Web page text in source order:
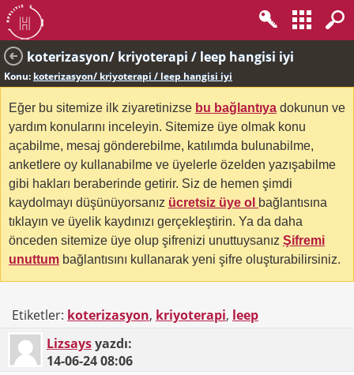
koterizasyon/ kriyoterapi / leep hangisi iyi
Konu: koterizasyon/ kriyoterapi / leep hangisi iyi
Eğer bu sitemize ilk ziyaretinizse bu bağlantıya dokunun ve
yardım konularını inceleyin. Sitemize üye olmak konu
açabilme, mesaj gönderebilme, katılımda bulunabilme,
anketlere oy kullanabilme ve üyelerle özelden yazışabilme
gibi hakları beraberinde getirir. Siz de hemen şimdi
kaydolmayı düşünüyorsanız ücretsiz üye ol bağlantısına
tıklayın ve üyelik kaydınızı gerçekleştirin. Ya da daha
önceden sitemize üye olup şifrenizi unuttuysanız Şifremi
unuttum bağlantısını kullanarak yeni şifre oluşturabilirsiniz.
Etiketler: koterizasyon, kriyoterapi, leep
Lizsaysyazdı:
14-06-2408:06